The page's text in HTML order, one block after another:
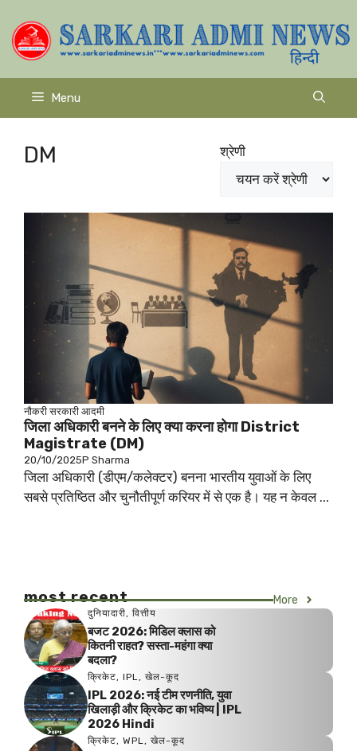
to
content
Menu
DM श्रेणी
नौकरी सरकारी आदमी
जिला अधिकारी बनने के लिए क्या करना होगा District
Magistrate (DM)
20/10/2025P Sharma
जिला अधिकारी (डीएम/कलेक्टर) बनना भारतीय युवाओं के लिए
सबसे प्रतिष्ठित और चुनौतीपूर्ण करियर में से एक है। यह न केवल ...
most recent More
दुनियादारी, वित्तीय
बजट 2026: मिडिल क्लास को
कितनी राहत? सस्ता-महंगा क्या
बदला?
क्रिकेट, IPL, खेल-कूद
IPL 2026: नई टीम रणनीति, युवा
खिलाड़ी और क्रिकेट का भविष्य | IPL
2026 Hindi
क्रिकेट, WPL, खेल-कूद